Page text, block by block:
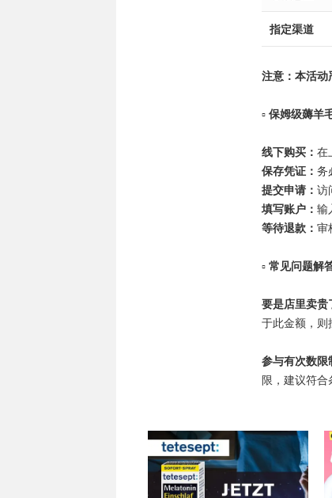
指定渠道
注意：本活动
▫️ 保姆级薅羊
线下购买： 在
保存凭证： 务
提交申请： 访
填写账户： 输
等待退款： 审
▫️ 常见问题解
要是店里卖贵
于此金额，则
参与有次数限
限，建议符合